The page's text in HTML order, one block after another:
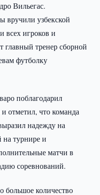
Вильегас.
вручили узбекской
всех игроков и
главный тренер сборной
футболку
поблагодарил
отметил, что команда
надежду на
турнире и
матчи в
соревнований.
большое количество